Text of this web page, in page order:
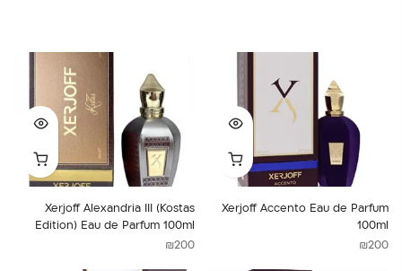
Xerjoff Accento Eau de Parfum
100ml
₪200
Xerjoff Alexandria III (Kostas
Edition) Eau de Parfum 100ml
₪200